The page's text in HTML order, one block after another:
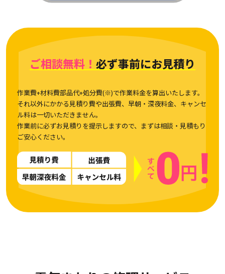
ご相談無料！ 必ず事前にお見積り
作業費+材料費部品代+処分費(※)で作業料金を算出いたします。
それ以外にかかる見積り費や出張費、早朝・深夜料金、キャンセ
ル料は一切いただきません。
作業前に必ずお見積りを提示しますので、まずは相談・見積もり
ご安心ください。